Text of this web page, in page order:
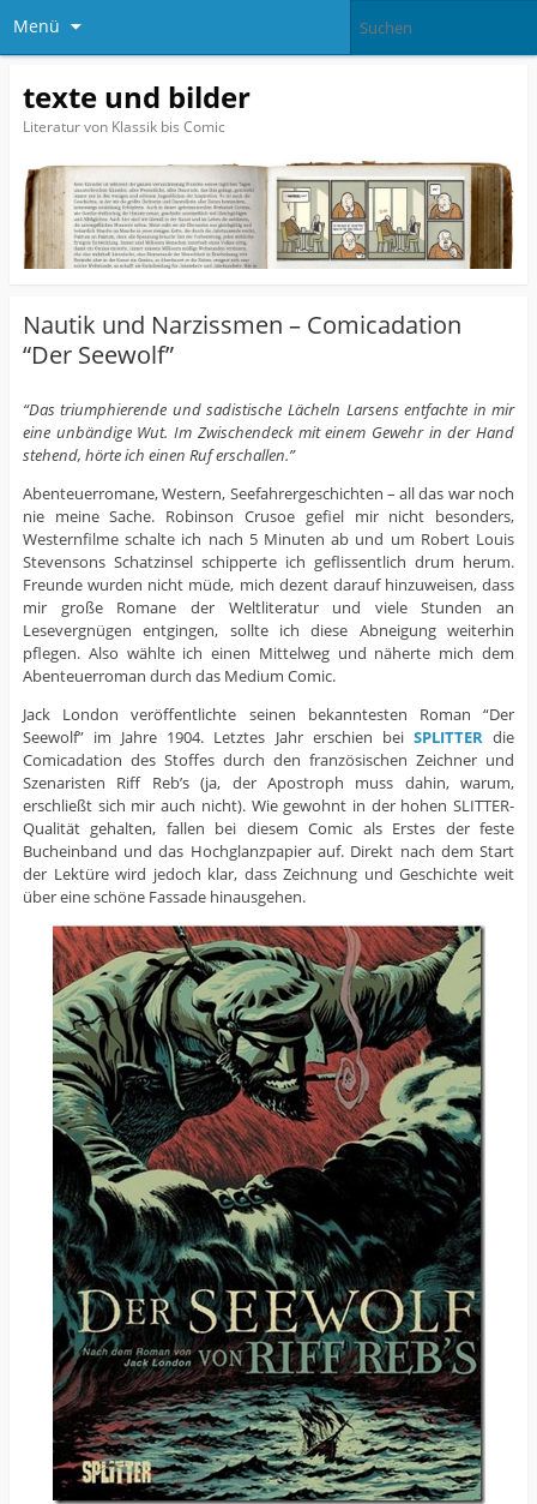
Menü
texte und bilder
Literatur von Klassik bis Comic
Nautik und Narzissmen – Comicadation
“Der Seewolf”
“Das triumphierende und sadistische Lächeln Larsens entfachte in mir
eine unbändige Wut. Im Zwischendeck mit einem Gewehr in der Hand
stehend, hörte ich einen Ruf erschallen.”
Abenteuerromane, Western, Seefahrergeschichten – all das war noch
nie meine Sache. Robinson Crusoe gefiel mir nicht besonders,
Westernfilme schalte ich nach 5 Minuten ab und um Robert Louis
Stevensons Schatzinsel schipperte ich geflissentlich drum herum.
Freunde wurden nicht müde, mich dezent darauf hinzuweisen, dass
mir große Romane der Weltliteratur und viele Stunden an
Lesevergnügen entgingen, sollte ich diese Abneigung weiterhin
pflegen. Also wählte ich einen Mittelweg und näherte mich dem
Abenteuerroman durch das Medium Comic.
Jack London veröffentlichte seinen bekanntesten Roman “Der
Seewolf” im Jahre 1904. Letztes Jahr erschien bei SPLITTERdie
Comicadation des Stoffes durch den französischen Zeichner und
Szenaristen Riff Reb’s (ja, der Apostroph muss dahin, warum,
erschließt sich mir auch nicht). Wie gewohnt in der hohen SLITTER-
Qualität gehalten, fallen bei diesem Comic als Erstes der feste
Bucheinband und das Hochglanzpapier auf. Direkt nach dem Start
der Lektüre wird jedoch klar, dass Zeichnung und Geschichte weit
über eine schöne Fassade hinausgehen.